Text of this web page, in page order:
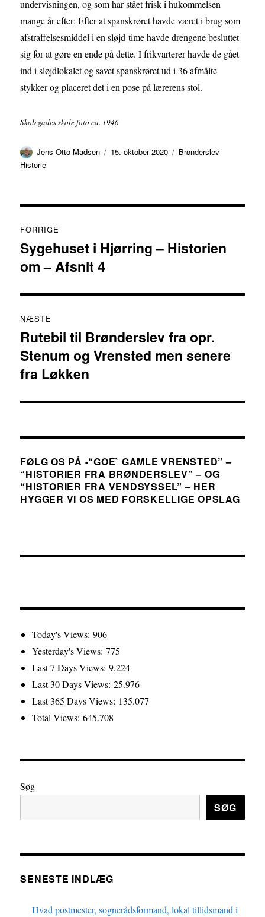
undervisningen, og som har stået frisk i hukommelsen
mange år efter: Efter at spanskrøret havde været i brug som
afstraffelsesmiddel i en sløjd-time havde drengene besluttet
sig for at gøre en ende på dette. I frikvarterer havde de gået
ind i sløjdlokalet og savet spanskrøret ud i 36 afmålte
stykker og placeret det i en pose på lærerens stol.
Skolegades skole foto ca. 1946
Forfatter
Jens Otto Madsen Udgivet
15. oktober 2020 Kategorier
Brønderslev
Historie
FORRIGE
Forrige
indlæg:
Sygehuset i Hjørring – Historien
om – Afsnit 4
NÆSTE
Næste
indlæg:
Rutebil til Brønderslev fra opr.
Stenum og Vrensted men senere
fra Løkken
FØLG OS PÅ -“GOE` GAMLE VRENSTED” –
“HISTORIER FRA BRØNDERSLEV” – OG
“HISTORIER FRA VENDSYSSEL” – HER
HYGGER VI OS MED FORSKELLIGE OPSLAG
Today's Views:906
Yesterday's Views:775
Last 7 Days Views:9.224
Last 30 Days Views:25.976
Last 365 Days Views: 135.077
Total Views:645.708
Søg
SØG
SENESTE INDLÆG
Hvad postmester, sognerådsformand, lokal tillidsmand i